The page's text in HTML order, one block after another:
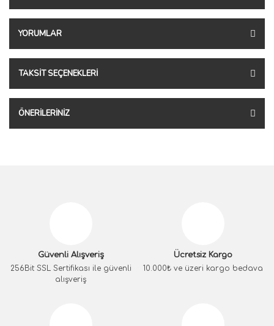
YORUMLAR
TAKSIT SEÇENEKLERI
ÖNERILERINIZ
Güvenli Alışveriş
256Bit SSL Sertifikası ile güvenli
alışveriş
Ücretsiz Kargo
10.000₺ ve üzeri kargo bedava